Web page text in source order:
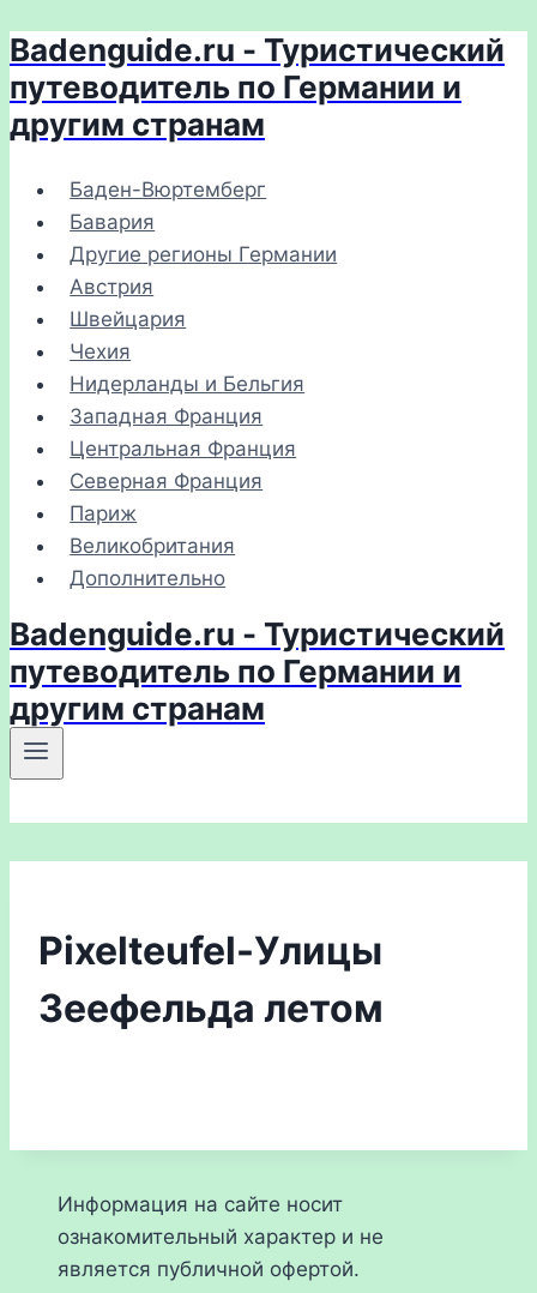
Перейти
к
содержимому
Badenguide.ru - Туристический
путеводитель по Германии и
другим странам
Баден-Вюртемберг
Бавария
Другие регионы Германии
Австрия
Швейцария
Чехия
Нидерланды и Бельгия
Западная Франция
Центральная Франция
Северная Франция
Париж
Великобритания
Дополнительно
Badenguide.ru - Туристический
путеводитель по Германии и
другим странам
Pixelteufel-Улицы
Зеефельда летом
Информация на сайте носит
ознакомительный характер и не
является публичной офертой.